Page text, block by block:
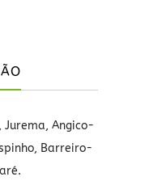
Angico-
Barreiro-